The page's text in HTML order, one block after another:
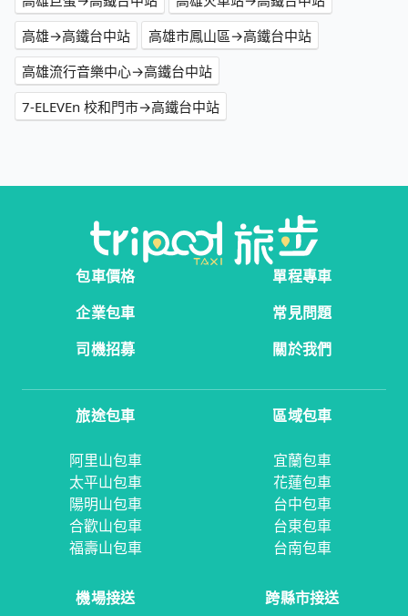
高雄→高鐵台中站
高雄市鳳山區→高鐵台中站
高雄流行音樂中心→高鐵台中站
7-ELEVEn 校和門市→高鐵台中站
包車價格
單程專車
企業包車
常見問題
司機招募
關於我們
旅途包車
阿里山包車
太平山包車
陽明山包車
合歡山包車
福壽山包車
區域包車
宜蘭包車
花蓮包車
台中包車
台東包車
台南包車
機場接送 跨縣市接送